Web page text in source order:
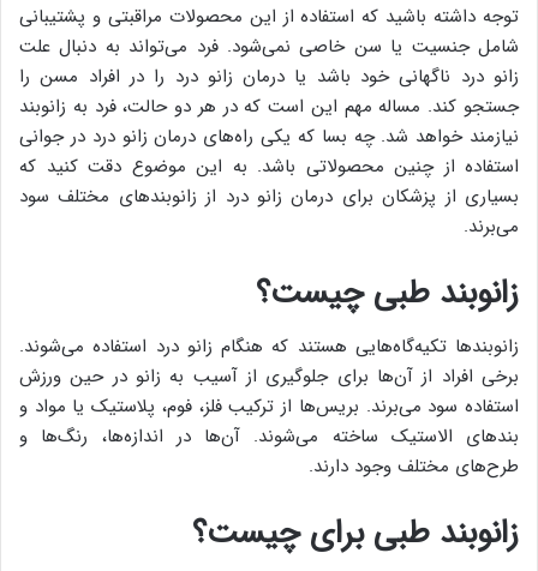
توجه داشته باشید که استفاده از این محصولات مراقبتی و پشتیبانی
شامل جنسیت یا سن خاصی نمی‌شود. فرد می‌تواند به دنبال علت
زانو درد ناگهانی خود باشد یا درمان زانو درد را در افراد مسن را
جستجو کند. مساله مهم این است که در هر دو حالت، فرد به زانوبند
نیازمند خواهد شد. چه بسا که یکی راه‌های درمان زانو درد در جوانی
استفاده از چنین محصولاتی باشد. به این موضوع دقت کنید که
بسیاری از پزشکان برای درمان زانو درد از زانوبندهای مختلف سود
می‌برند.
زانوبند طبی چیست؟
زانوبندها تکیه‌گاه‌هایی هستند که هنگام زانو درد استفاده می‌شوند.
برخی افراد از آن‌ها برای جلوگیری از آسیب به زانو در حین ورزش
استفاده سود می‌برند. بریس‌ها از ترکیب فلز، فوم، پلاستیک یا مواد و
بندهای الاستیک ساخته می‌شوند. آن‌ها در اندازه‌ها، رنگ‌ها و
طرح‌های مختلف وجود دارند.
زانوبند طبی برای چیست؟